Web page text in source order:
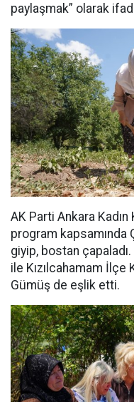
paylaşmak” olarak
AK Parti Ankara Kadın
program kapsamında
giyip, bostan çapaladı.
ile Kızılcahamam İlçe
Gümüş de eşlik etti.